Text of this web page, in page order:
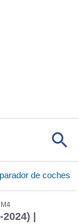
de coches
M4
|